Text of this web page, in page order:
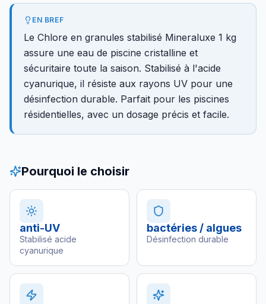
EN BREF
Le Chlore en granules stabilisé Mineraluxe 1 kg
assure une eau de piscine cristalline et
sécuritaire toute la saison. Stabilisé à l'acide
cyanurique, il résiste aux rayons UV pour une
désinfection durable. Parfait pour les piscines
résidentielles, avec un dosage précis et facile.
Pourquoi le choisir
anti-UV
Stabilisé acide
cyanurique
bactéries / algues
Désinfection durable